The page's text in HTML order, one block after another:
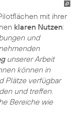
mit ihrer
klaren Nutzen:
und
unserer Arbeit
können in
Plätze verfügbar
und treffen.
Bereiche wie